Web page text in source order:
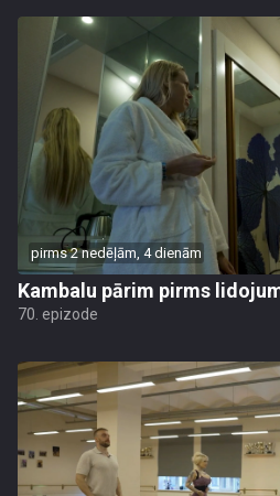
pirms 2 nedēļām, 4 dienām
Kambalu pārim pirms
70. epizode